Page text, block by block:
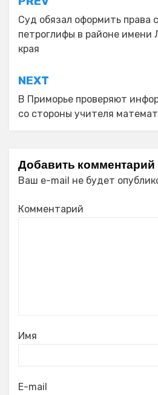
по
записям
Суд обязал оформить права
петроглифы в районе имени
края
NEXT
В Приморье проверяют
со стороны учителя
Добавить комментарий
Ваш e-mail не будет
Комментарий
Имя
E-mail